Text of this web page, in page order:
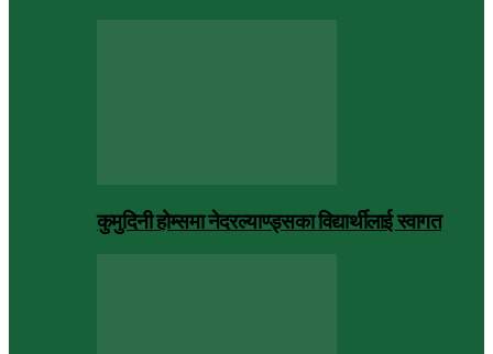
कुमुदिनी होम्समा नेदरल्याण्ड्सका विद्यार्थीलाई स्वागत